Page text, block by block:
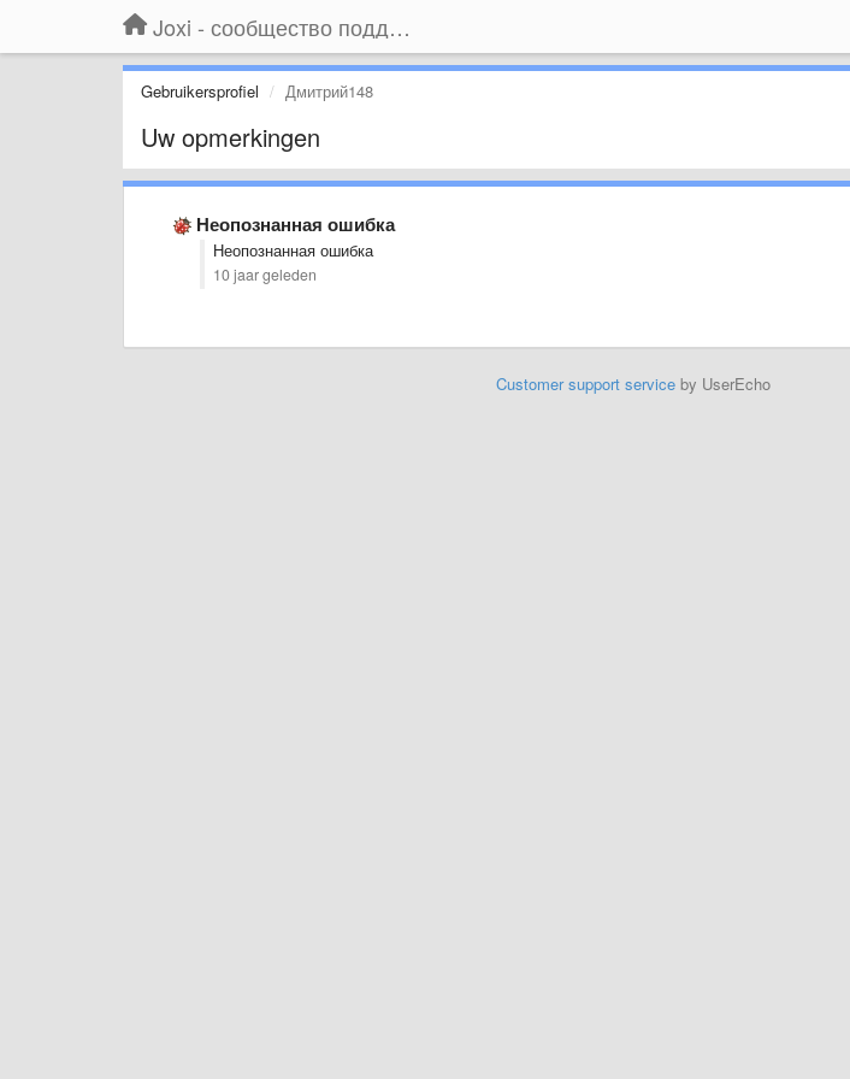
Joxi - сообщество поддержки
Gebruikersprofiel Дмитрий148
Uw opmerkingen
Неопознанная ошибка
Неопознанная ошибка
10 jaar geleden
Customer support serviceby UserEcho